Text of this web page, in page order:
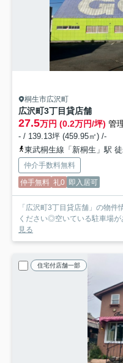
桐生市広沢町
広沢町3丁目貸店舗
27.5万円 (0.2万円/坪) 管
- / 139.13坪 (459.95㎡) /-
東武桐生線「新桐生」駅
仲介手数料無料
仲手無料 礼0 即入居可
「広沢町3丁目貸店舗」の物
ください◎空いている駐車場
見る
住宅付店舗一部